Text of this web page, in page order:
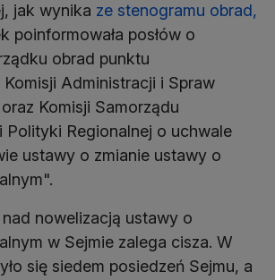
jak wynika ze stenogramu obrad,
poinformowała posłów o
obrad punktu
Administracji i Spraw
Komisji Samorządu
Polityki Regionalnej o uchwale
ustawy o zmianie ustawy o
nowelizacją ustawy o
w Sejmie zalega cisza. W
się siedem posiedzeń Sejmu, a